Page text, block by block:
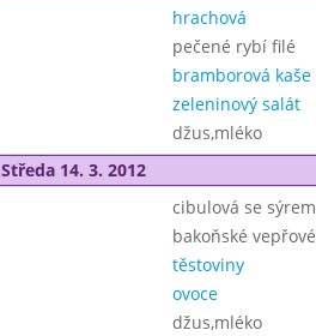
hrachová
pečené rybí filé
bramborová kaše
zeleninový salát
džus,mléko
Středa 14. 3. 2012
cibulová se sýrem
bakoňské
těstoviny
ovoce
džus,mléko